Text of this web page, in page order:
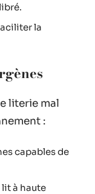
la
literie mal
:
capables de
à haute